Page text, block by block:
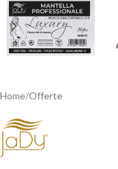
Home/Offerte